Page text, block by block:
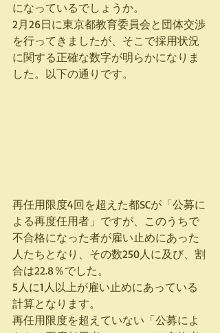
になっているでしょうか。
2月26日に東京都教育委員会と団体交渉
を行ってきましたが、そこで採用状況
に関する正確な数字が明らかになりま
した。以下の通りです。
再任用限度4回を超えた都SCが「公募に
よる再度任用者」ですが、このうちで
不合格になった者が雇い止めにあった
人たちとなり、その数250人に及び、割
合は22.8％でした。
5人に1人以上が雇い止めにあっている
計算となります。
再任用限度を超えていない「公募によ